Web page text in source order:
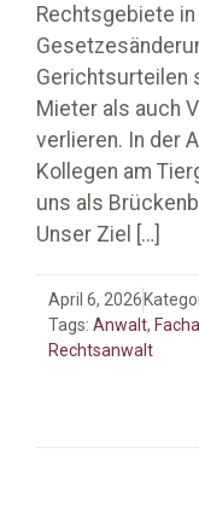
Rechtsgebiete
Gerichtsurteilen
Mieter als auch
verlieren. In der
Kollegen am
uns als
Unser Ziel […]
April 6, 2026
Tags: Anwalt,
Rechtsanwalt